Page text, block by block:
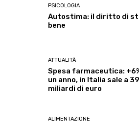
PSICOLOGIA
Autostima: il diritto di
bene
ATTUALITÀ
Spesa farmaceutica:
un anno, in Italia sale a 39
miliardi di euro
ALIMENTAZIONE